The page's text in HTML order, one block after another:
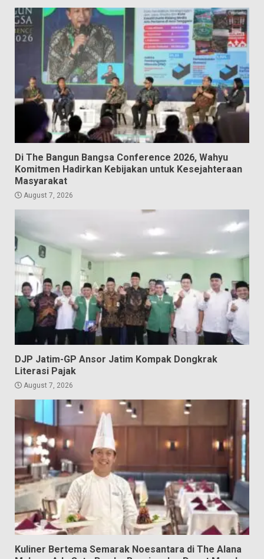
Di The Bangun Bangsa Conference 2026, Wahyu
Komitmen Hadirkan Kebijakan untuk Kesejahteraan
Masyarakat
August 7, 2026
DJP Jatim-GP Ansor Jatim Kompak Dongkrak
Literasi Pajak
August 7, 2026
Kuliner Bertema Semarak Noesantara di The Alana